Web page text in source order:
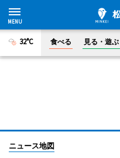
32°C 食べる 見る・遊ぶ
ニュース地図